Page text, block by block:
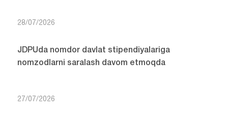
28/07/2026
JDPUda nomdor davlat stipendiyalariga
nomzodlarni saralash davom etmoqda
27/07/2026